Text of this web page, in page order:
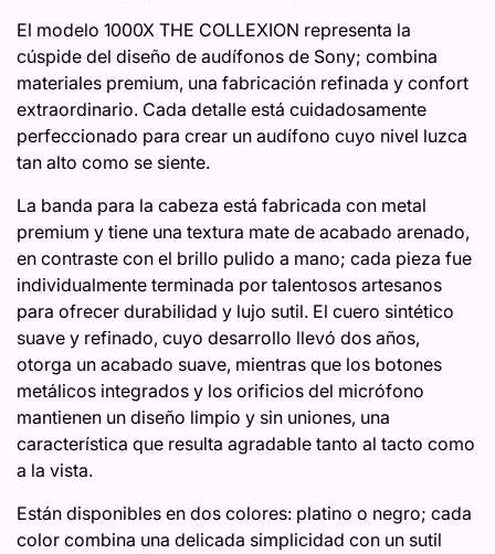
El modelo 1000X THE COLLEXION representa la
cúspide del diseño de audífonos de Sony; combina
materiales premium, una fabricación refinada y confort
extraordinario. Cada detalle está cuidadosamente
perfeccionado para crear un audífono cuyo nivel luzca
tan alto como se siente.
La banda para la cabeza está fabricada con metal
premium y tiene una textura mate de acabado arenado,
en contraste con el brillo pulido a mano; cada pieza fue
individualmente terminada por talentosos artesanos
para ofrecer durabilidad y lujo sutil. El cuero sintético
suave y refinado, cuyo desarrollo llevó dos años,
otorga un acabado suave, mientras que los botones
metálicos integrados y los orificios del micrófono
mantienen un diseño limpio y sin uniones, una
característica que resulta agradable tanto al tacto como
a la vista.
Están disponibles en dos colores: platino o negro; cada
color combina una delicada simplicidad con un sutil